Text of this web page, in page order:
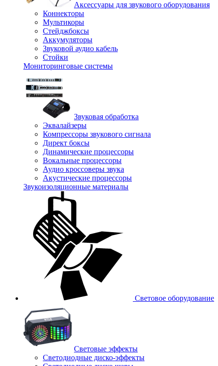
Аксессуары для звукового оборудования
Коннекторы
Мультикоры
Стейджбоксы
Аккумуляторы
Звуковой аудио кабель
Стойки
Мониторинговые системы
Звуковая обработка
Эквалайзеры
Компрессоры звукового сигнала
Директ боксы
Динамические процессоры
Вокальные процессоры
Аудио кроссоверы звука
Акустические процессоры
Звукоизоляционные материалы
Световое оборудование
Световые эффекты
Светодиодные диско-эффекты